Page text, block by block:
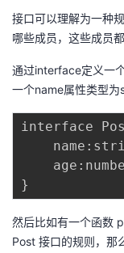
接口可以理解为一种
哪些成员，这些成员
通过interface定义一
一个name属性类型为
interface
然后比如有一个函数
Post 接口的规则，那